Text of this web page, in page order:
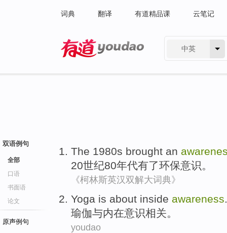
词典 翻译 有道精品课 云笔记
中英
双语例句
全部
口语
书面语
论文
原声例句
The 1980s brought an
20世纪80年代有了环保意识。
《柯林斯英汉双解大词典》
Yoga is about inside awareness.
瑜伽与内在意识相关。
youdao